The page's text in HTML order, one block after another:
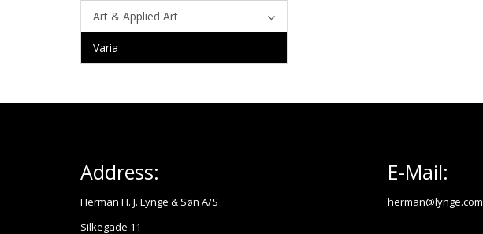
Art & Applied Art
Varia
Address:
Herman H. J. Lynge & Søn A/S
Silkegade 11
E-Mail:
herman@lynge.com